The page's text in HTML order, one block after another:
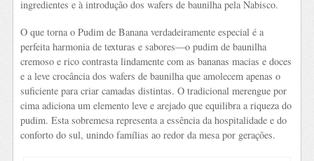
ingredientes e à introdução dos wafers de baunilha pela Nabisco.
O que torna o Pudim de Banana verdadeiramente especial é a
perfeita harmonia de texturas e sabores—o pudim de baunilha
cremoso e rico contrasta lindamente com as bananas macias e doces
e a leve crocância dos wafers de baunilha que amolecem apenas o
suficiente para criar camadas distintas. O tradicional merengue por
cima adiciona um elemento leve e arejado que equilibra a riqueza do
pudim. Esta sobremesa representa a essência da hospitalidade e do
conforto do sul, unindo famílias ao redor da mesa por gerações.